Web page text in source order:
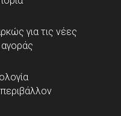
για τις νέες